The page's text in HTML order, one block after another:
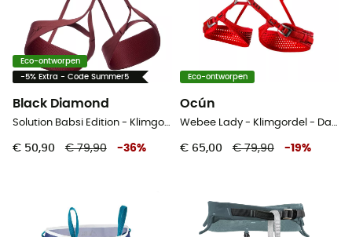
Eco-ontworpen
-5% Extra - Code Summer5
Black Diamond
Solution Babsi Edition - Klimgordel - Dames
€ 50,90 € 79,90 -36%
Eco-ontworpen
Ocún
Webee Lady - Klimgordel - Dames
€ 65,00 € 79,90 -19%